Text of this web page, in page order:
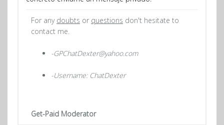
For any doubts or questions don't hesitate to
contact me.
-GPChatDexter@yahoo.com
-Username: ChatDexter
Get-Paid Moderator